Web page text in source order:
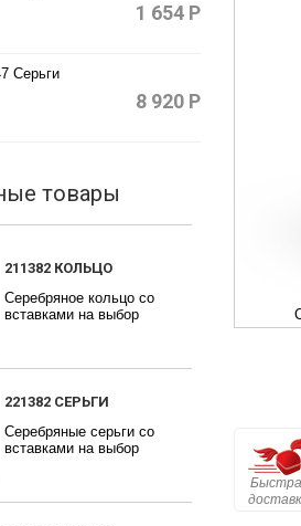
1 654 Р
Серьги
8 920 Р
товары
211382 КОЛЬЦО
Серебряное кольцо со
вставками на выбор
221382 СЕРЬГИ
Серебряные серьги со
вставками на выбор